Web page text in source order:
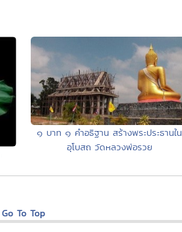
๑ บาท ๑ คำอธิฐาน สร้างพระประธานใน
อุโบสถ วัดหลวงพ่อรวย
Go To Top